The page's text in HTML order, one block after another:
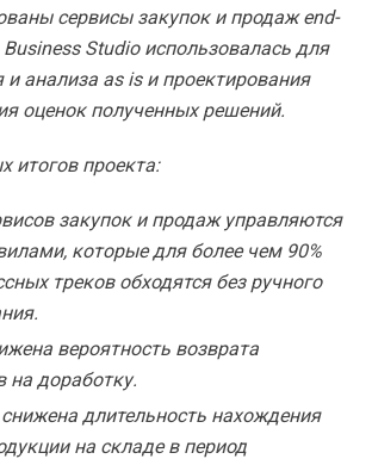
сервисы закупок и продаж end-
Business Studio использовалась для
анализа as is и проектирования
оценок полученных решений.
итогов проекта:
закупок и продаж управляются
которые для более чем 90%
треков обходятся без ручного
вероятность возврата
на доработку.
длительность нахождения
на складе в период